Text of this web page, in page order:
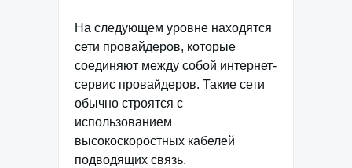
На следующем уровне находятся
сети провайдеров, которые
соединяют между собой интернет-
сервис провайдеров. Такие сети
обычно строятся с
использованием
высокоскоростных кабелей
подводящих связь.